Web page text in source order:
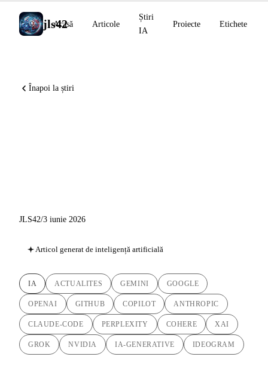
jls42
Acasă Articole
Știri
IA
Proiecte Etichete
Înapoi la știri
JLS42/3 iunie 2026
Articol generat de inteligență artificială
IA ACTUALITES GEMINI GOOGLE
OPENAI GITHUB COPILOT ANTHROPIC
CLAUDE-CODE PERPLEXITY COHERE XAI
GROK NVIDIA IA-GENERATIVE IDEOGRAM